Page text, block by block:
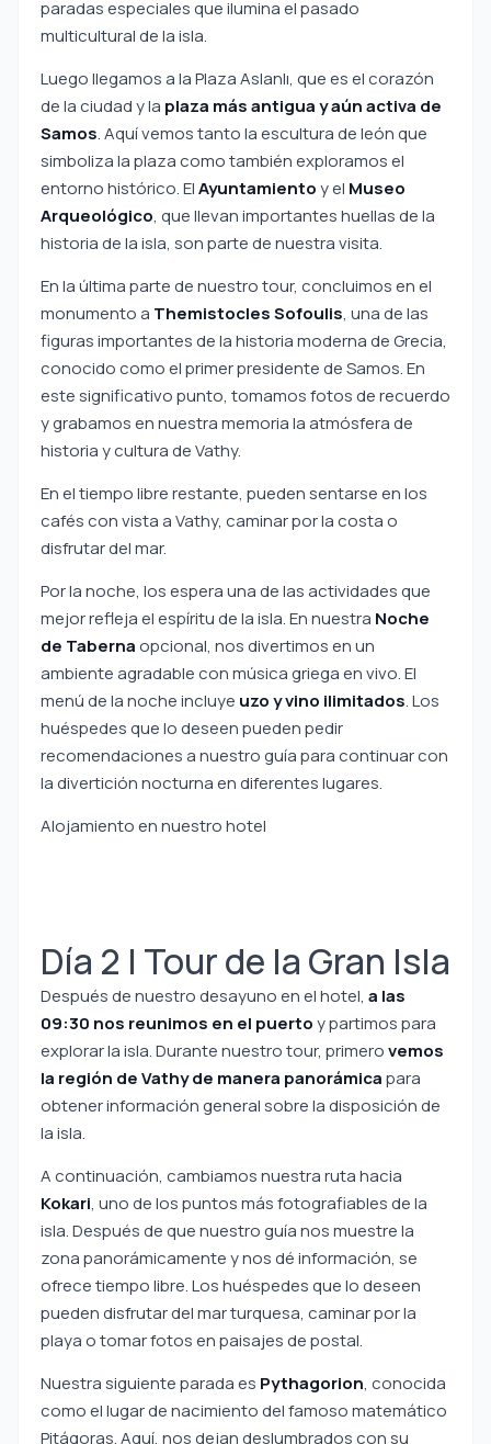
paradas especiales que ilumina el pasado
multicultural de la isla.
Luego llegamos a la Plaza Aslanlı, que es el corazón
de la ciudad y la plaza más antigua y aún activa de
Samos. Aquí vemos tanto la escultura de león que
simboliza la plaza como también exploramos el
entorno histórico. ElAyuntamientoy el Museo
Arqueológico, que llevan importantes huellas de la
historia de la isla, son parte de nuestra visita.
En la última parte de nuestro tour, concluimos en el
monumento a Themistocles Sofoulis, una de las
figuras importantes de la historia moderna de Grecia,
conocido como el primer presidente de Samos. En
este significativo punto, tomamos fotos de recuerdo
y grabamos en nuestra memoria la atmósfera de
historia y cultura de Vathy.
En el tiempo libre restante, pueden sentarse en los
cafés con vista a Vathy, caminar por la costa o
disfrutar del mar.
Por la noche, los espera una de las actividades que
mejor refleja el espíritu de la isla. En nuestra Noche
de Tabernaopcional, nos divertimos en un
ambiente agradable con música griega en vivo. El
menú de la noche incluye uzo y vino ilimitados. Los
huéspedes que lo deseen pueden pedir
recomendaciones a nuestro guía para continuar con
la divertición nocturna en diferentes lugares.
Alojamiento en nuestro hotel
Día 2 | Tour de la Gran Isla
Después de nuestro desayuno en el hotel, a las
09:30 nos reunimos en el puertoy partimos para
explorar la isla. Durante nuestro tour, primerovemos
la región de Vathy de manera panorámicapara
obtener información general sobre la disposición de
la isla.
A continuación, cambiamos nuestra ruta hacia
Kokari, uno de los puntos más fotografiables de la
isla. Después de que nuestro guía nos muestre la
zona panorámicamente y nos dé información, se
ofrece tiempo libre. Los huéspedes que lo deseen
pueden disfrutar del mar turquesa, caminar por la
playa o tomar fotos en paisajes de postal.
Nuestra siguiente parada es Pythagorion, conocida
como el lugar de nacimiento del famoso matemático
Pitágoras. Aquí, nos dejan deslumbrados con su